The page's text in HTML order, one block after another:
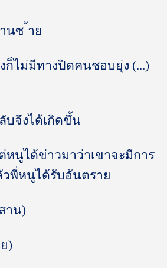
นซ ้าย
ก็ไม่มีทางปิดคนชอบยุ่ง (...)
บจึงได้เกิดขึ้น
นูได้ข่าวมาว่าเขาจะมีการ
พี่หนูได้รับอันตราย
าน)
)